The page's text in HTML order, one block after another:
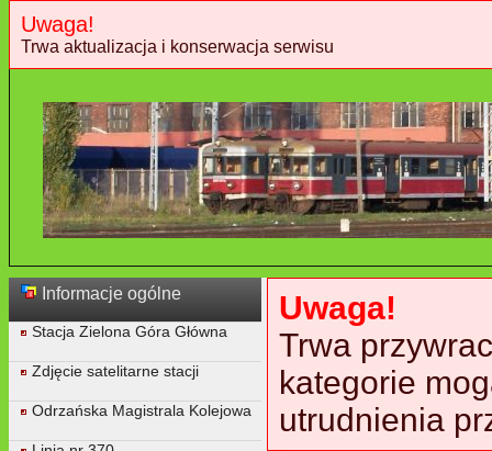
Uwaga!
Trwa aktualizacja i konserwacja serwisu
Informacje ogólne
Stacja Zielona Góra Główna
Zdjęcie satelitarne stacji
Odrzańska Magistrala Kolejowa
Uwaga!
Trwa
kategorie
utrudnienia